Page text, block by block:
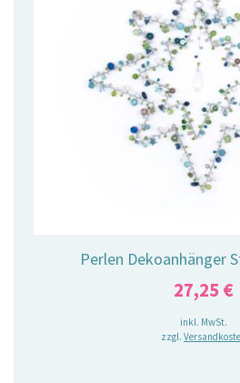
Perlen Dekoanhänger
27,25 €
inkl. MwSt.
zzgl.